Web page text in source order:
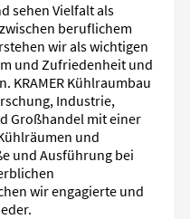
sehen Vielfalt als
beruflichem
wir als wichtigen
und Zufrieden­heit und
KRAMER Kühlraumbau
Industrie,
Großhandel mit einer
und
und Ausführung bei
wir engagierte und